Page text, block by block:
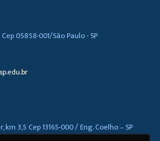
05858-001/São Paulo - SP
3,5 Cep 13165-000 / Eng. Coelho – SP